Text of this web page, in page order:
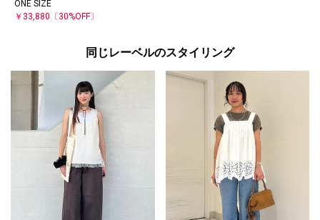
ONE SIZE
￥33,880 〔30%OFF〕
同じレーベルのスタイリング